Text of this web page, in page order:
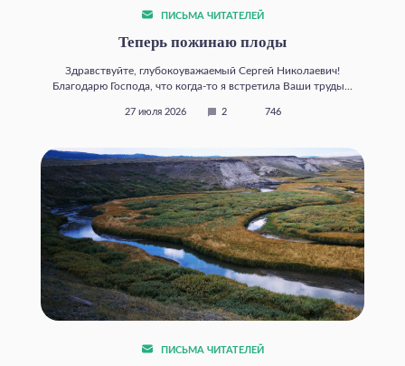
ПИСЬМА ЧИТАТЕЛЕЙ
Теперь пожинаю плоды
Здравствуйте, глубокоуважаемый Сергей Николаевич!
Благодарю Господа, что когда‑то я встретила Ваши труды...
27 июля 2026 2 746
ПИСЬМА ЧИТАТЕЛЕЙ